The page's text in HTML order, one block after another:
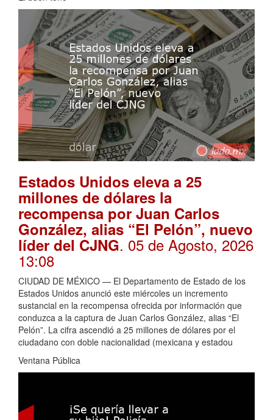
Estados Unidos eleva a 25
millones de dólares la
recompensa por Juan Carlos
González, alias “El Pelón”, nuevo
líder del CJNG. 05 de Agosto, 2026
13:08
CIUDAD DE MÉXICO — El Departamento de Estado de los
Estados Unidos anunció este miércoles un incremento
sustancial en la recompensa ofrecida por información que
conduzca a la captura de Juan Carlos González, alias “El
Pelón”. La cifra ascendió a 25 millones de dólares por el
ciudadano con doble nacionalidad (mexicana y estadou
Ventana Pública